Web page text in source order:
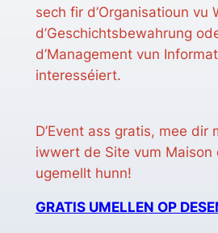
sech fir d’Organisatioun vu
d’Geschichtsbewahrung
d’Management vun
interesséiert.
D’Event ass gratis, mee dir
iwwert de Site vum Maison
ugemellt hunn!
GRATIS UMELLEN OP